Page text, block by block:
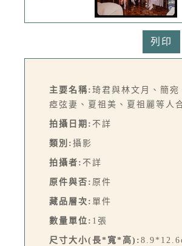
列印
主要名稱: 琦君與林文月、簡宛
瘂弦妻、夏祖美、夏祖麗等人
拍攝日期: 不詳
類別: 攝影
拍攝者: 不詳
原件與否: 原件
藏品層次: 單件
數量單位: 1張
尺寸大小(長*寬*高):